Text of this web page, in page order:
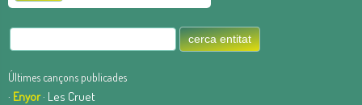
Últimes cançons publicades
· Enyor· Les Cruet